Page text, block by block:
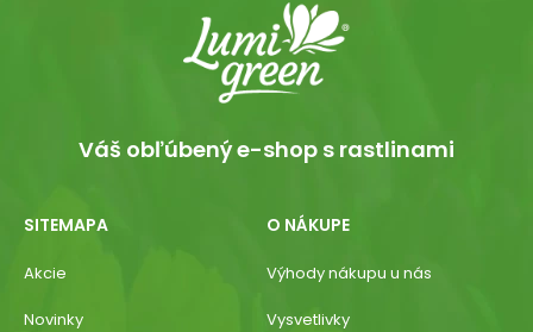
Váš obľúbený e-shop s rastlinami
SITEMAPA
Akcie
Novinky
O NÁKUPE
Výhody nákupu u nás
Vysvetlivky